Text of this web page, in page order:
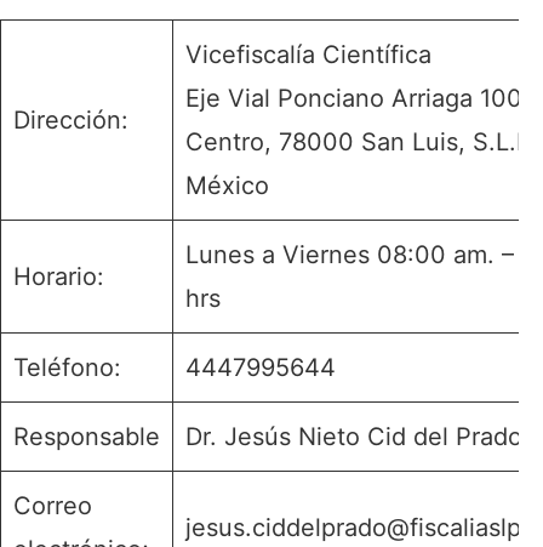
Dirección:
Vicefiscalía Científica
Eje Vial Ponciano Arriaga 100,
Centro, 78000 San Luis,
México
Horario:
Lunes a Viernes 08:00 am. –
hrs
Teléfono: 4447995644
Responsable Dr. Jesús Nieto Cid del Prado
Correo